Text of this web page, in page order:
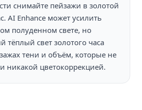
снимайте пейзажи в золотой
AI Enhance может усилить
полуденном свете, но
тёплый свет золотого часа
тени и объём, которые не
никакой цветокоррекцией.